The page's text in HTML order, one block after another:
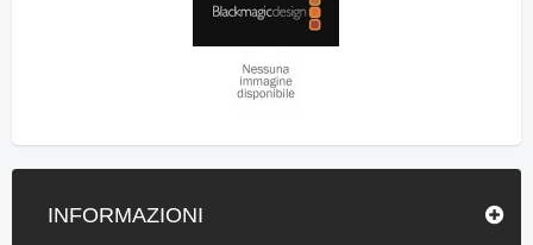
INFORMAZIONI